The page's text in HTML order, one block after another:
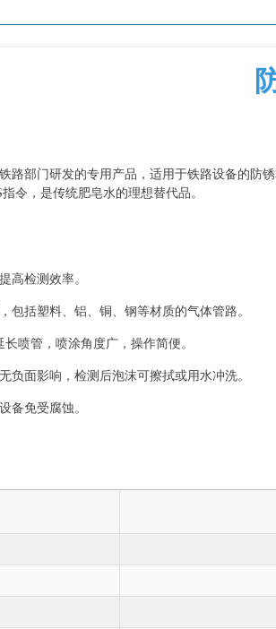
路部门研发的专用产品，适用于铁路设备的防
令，是传统肥皂水的理想替代品。
高检测效率。
包括塑料、铝、铜、钢等材质的气体管路。
喷管，喷涂角度广，操作简便。
负面影响，检测后泡沫可擦拭或用水冲洗。
备免受腐蚀。